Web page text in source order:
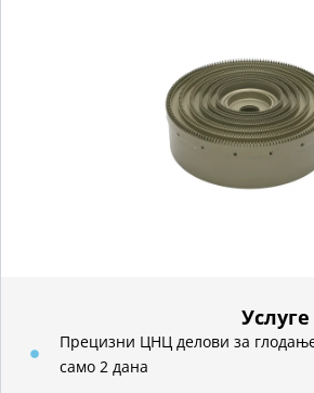
Прецизни ЦНЦ делови за
само 2 дана